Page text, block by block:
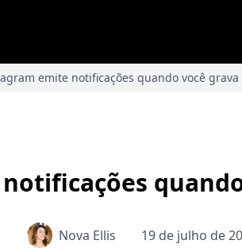
emite notificações quando você
Nova Ellis 19 de julho de